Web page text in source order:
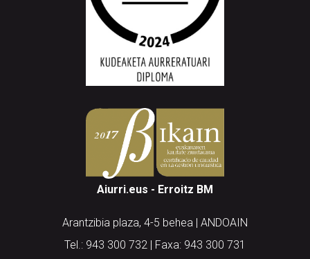
Aiurri.eus - Erroitz BM
Arantzibia plaza, 4-5 behea | ANDOAIN
Tel.: 943 300 732 | Faxa: 943 300 731